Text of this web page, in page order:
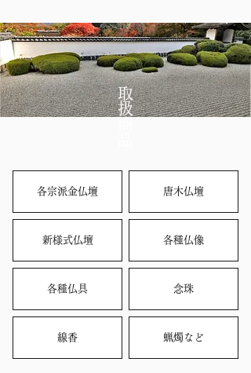
取扱商品
各宗派金仏壇
新様式仏壇
各種仏具
線香
唐木仏壇
各種仏像
念珠
蝋燭など